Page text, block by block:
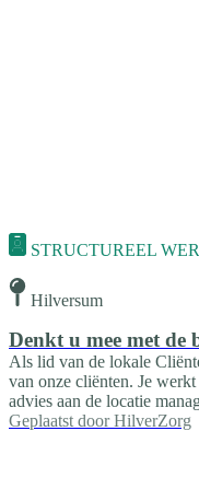
STRUCTUREEL
Hilversum
Denkt u mee met de
Als lid van de lokale
van onze cliënten. Je werkt
advies aan de locatie
Geplaatst door HilverZorg